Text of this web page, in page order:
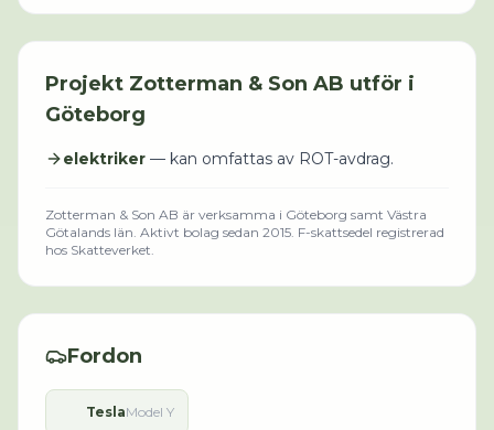
Projekt Zotterman & Son AB utför i
Göteborg
elektriker — kan omfattas av ROT-avdrag.
Zotterman & Son AB är verksamma i Göteborg samt Västra
Götalands län. Aktivt bolag sedan 2015. F-skattsedel registrerad
hos Skatteverket.
Fordon
TeslaModel Y